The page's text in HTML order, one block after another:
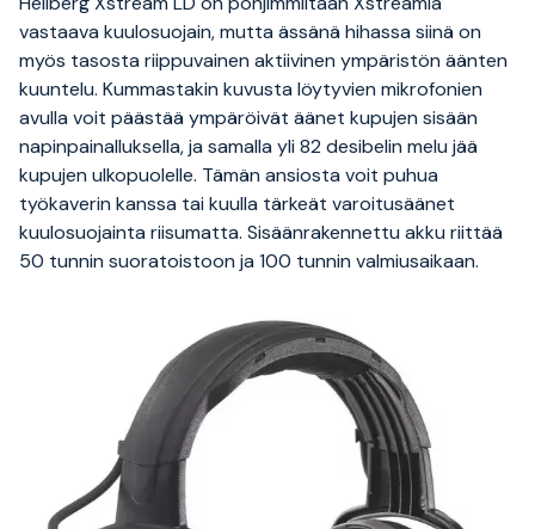
vastaava kuulosuojain, mutta ässänä hihassa siinä on
myös tasosta riippuvainen aktiivinen ympäristön äänten
kuuntelu. Kummastakin kuvusta löytyvien mikrofonien
avulla voit päästää ympäröivät äänet kupujen sisään
napinpainalluksella, ja samalla yli 82 desibelin melu jää
kupujen ulkopuolelle. Tämän ansiosta voit puhua
työkaverin kanssa tai kuulla tärkeät varoitusäänet
kuulosuojainta riisumatta. Sisäänrakennettu akku riittää
50 tunnin suoratoistoon ja 100 tunnin valmiusaikaan.